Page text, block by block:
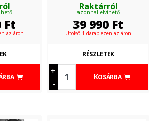
Ft
az áron
Raktárról
azonnal elvihető
39 990 Ft
Utolsó 1 darab ezen az áron
+
-
KOSÁRBA
RÉSZLETEK